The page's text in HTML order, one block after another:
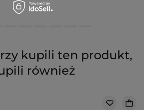
kupili ten produkt,
również